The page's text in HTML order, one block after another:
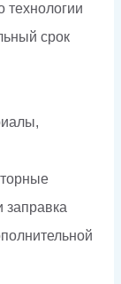
технологии
срок